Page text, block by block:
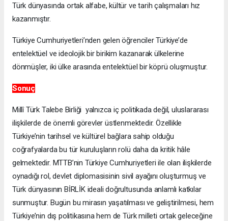
Türk dünyasında ortak alfabe, kültür ve tarih çalışmaları hız
kazanmıştır.
Türkiye Cumhuriyetleri’nden gelen öğrenciler Türkiye’de
entelektüel ve ideolojik bir birikim kazanarak ülkelerine
dönmüşler, iki ülke arasında entelektüel bir köprü oluşmuştur.
Sonuç
Millî Türk Talebe Birliği yalnızca iç politikada değil, uluslararası
ilişkilerde de önemli görevler üstlenmektedir. Özellikle
Türkiye’nin tarihsel ve kültürel bağlara sahip olduğu
coğrafyalarda bu tür kuruluşların rolü daha da kritik hâle
gelmektedir. MTTB’nin Türkiye Cumhuriyetleri ile olan ilişkilerde
oynadığı rol, devlet diplomasisinin sivil ayağını oluşturmuş ve
Türk dünyasının BİRLİK ideali doğrultusunda anlamlı katkılar
sunmuştur. Bugün bu mirasın yaşatılması ve geliştirilmesi, hem
Türkiye’nin dış politikasına hem de Türk milleti ortak geleceğine